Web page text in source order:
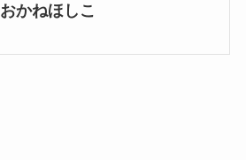
おかねほしこ